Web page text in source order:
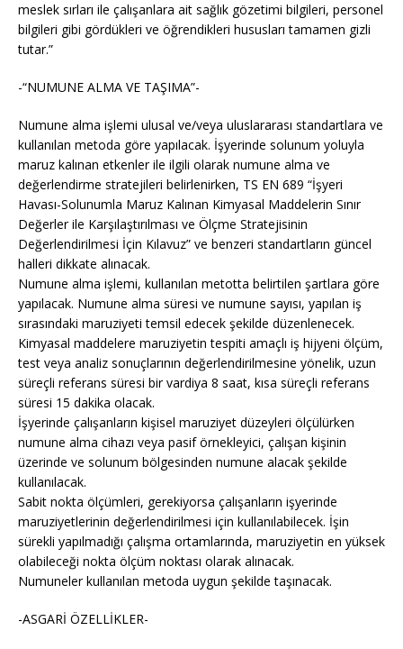
meslek sırları ile çalışanlara ait sağlık gözetimi bilgileri, personel
bilgileri gibi gördükleri ve öğrendikleri hususları tamamen gizli
tutar.”
-“NUMUNE ALMA VE TAŞIMA”-
Numune alma işlemi ulusal ve/veya uluslararası standartlara ve
kullanılan metoda göre yapılacak. İşyerinde solunum yoluyla
maruz kalınan etkenler ile ilgili olarak numune alma ve
değerlendirme stratejileri belirlenirken, TS EN 689 “İşyeri
Havası-Solunumla Maruz Kalınan Kimyasal Maddelerin Sınır
Değerler ile Karşılaştırılması ve Ölçme Stratejisinin
Değerlendirilmesi İçin Kılavuz” ve benzeri standartların güncel
halleri dikkate alınacak.
Numune alma işlemi, kullanılan metotta belirtilen şartlara göre
yapılacak. Numune alma süresi ve numune sayısı, yapılan iş
sırasındaki maruziyeti temsil edecek şekilde düzenlenecek.
Kimyasal maddelere maruziyetin tespiti amaçlı iş hijyeni ölçüm,
test veya analiz sonuçlarının değerlendirilmesine yönelik, uzun
süreçli referans süresi bir vardiya 8 saat, kısa süreçli referans
süresi 15 dakika olacak.
İşyerinde çalışanların kişisel maruziyet düzeyleri ölçülürken
numune alma cihazı veya pasif örnekleyici, çalışan kişinin
üzerinde ve solunum bölgesinden numune alacak şekilde
kullanılacak.
Sabit nokta ölçümleri, gerekiyorsa çalışanların işyerinde
maruziyetlerinin değerlendirilmesi için kullanılabilecek. İşin
sürekli yapılmadığı çalışma ortamlarında, maruziyetin en yüksek
olabileceği nokta ölçüm noktası olarak alınacak.
Numuneler kullanılan metoda uygun şekilde taşınacak.
-ASGARİ ÖZELLİKLER-